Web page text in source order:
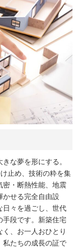
な夢を形にする。
止め、技術の粋を集
密・断熱性能、地震
かせる完全自由設
日々を過ごし、世代
手段です。新築住宅
、お一人おひとり
私たちの成長の証で